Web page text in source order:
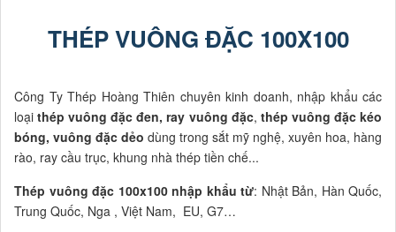
THÉP VUÔNG ĐẶC 100X100
Công Ty Thép Hoàng Thiên chuyên kinh doanh, nhập khẩu các
loạithép vuông đặc đen, ray vuông đặc, thép vuông đặc kéo
bóng, vuông đặc dẻo dùng trong sắt mỹ nghệ, xuyên hoa, hàng
rào, ray cầu trục, khung nhà thép tiền chế...
Thép vuông đặc 100x100 nhập khẩu từ: Nhật Bản, Hàn Quốc,
Trung Quốc, Nga , Việt Nam, EU, G7…